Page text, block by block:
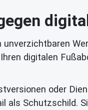
digitalen
oder
als Schutzschild.